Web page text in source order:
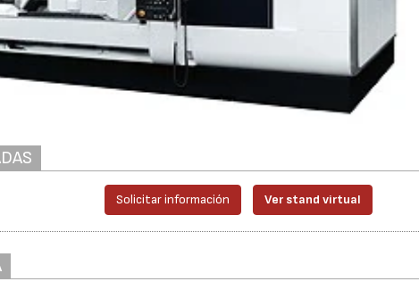
Solicitar información Ver stand virtual